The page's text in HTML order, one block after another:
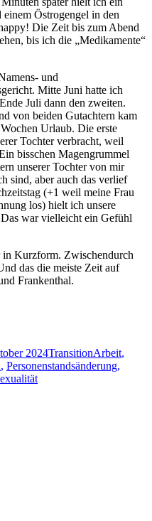
Östrogengel in den
Die Zeit bis zum Abend
bis ich die „Medikamente“
und
Mitte Juni hatte ich
Juli dann den zweiten.
von beiden Gutachtern kam
Urlaub. Die erste
Tochter verbracht, weil
bisschen Magengrummel
unserer Tochter von mir
sind, aber auch das verlief
(+1 weil meine Frau
los) hielt ich unsere
war vielleicht ein Gefühl
in Kurzform. Zwischendurch
das die meiste Zeit auf
Frankenthal.
2024Kategorien
TransitionSchlagwörter
Arbeit,
, Personenstandsänderung,